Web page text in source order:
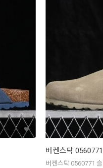
버켄스탁
버켄스탁 0560771 슬